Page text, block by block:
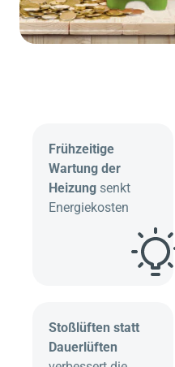
Frühzeitige
Wartung der
Heizung senkt
Energiekosten
Stoßlüften statt
Dauerlüften